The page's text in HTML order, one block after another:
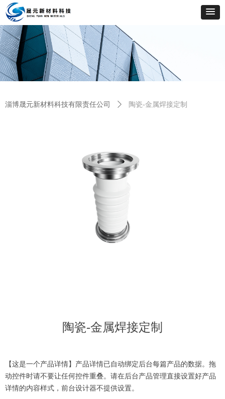
淄博晟元新材料科技有限责任公司 ꄲ 陶瓷-金属焊接定制
陶瓷-金属焊接定制
【这是一个产品详情】产品详情已自动绑定后台每篇产品的数据。拖
动控件时请不要让任何控件重叠。请在后台产品管理直接设置好产品
详情的内容样式，前台设计器不提供设置。